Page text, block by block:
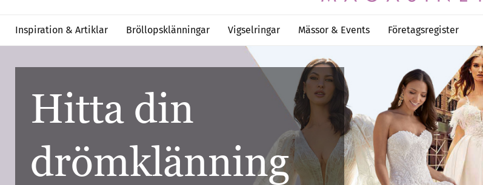
Inspiration & Artiklar Bröllopsklänningar Vigselringar Mässor & Events Företagsregister
Hitta din
drömklänning